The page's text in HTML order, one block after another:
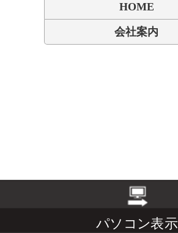
HOME
会社案内
パソコン表示